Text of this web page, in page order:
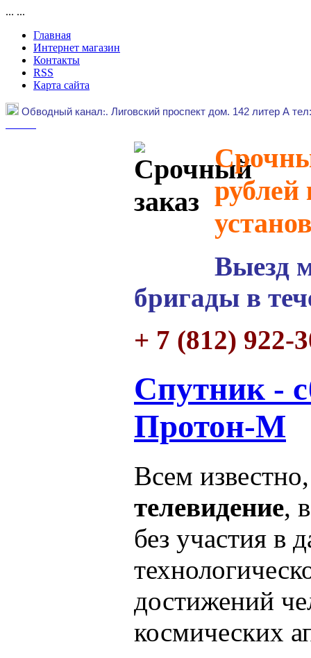
... ...
Главная
Интернет магазин
Контакты
RSS
Карта сайта
Обводный канал:. Лиговский проспект дом. 142 литер А
рублей
Выезд
бригады в
+ 7 (812) 922-
Спутник -
Протон-М
Всем
телевидение,
без участия в
достижений
космических